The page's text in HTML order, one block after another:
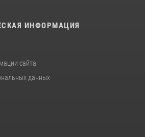
ИНФОРМАЦИЯ
сайта
данных